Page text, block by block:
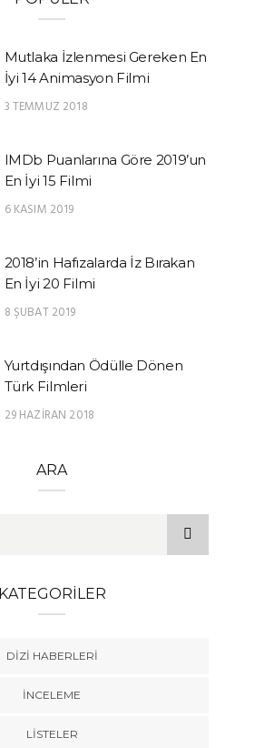
Mutlaka İzlenmesi Gereken En
İyi 14 Animasyon Filmi
3 TEMMUZ 2018
IMDb Puanlarına Göre 2019’un
En İyi 15 Filmi
6 KASIM 2019
2018’in Hafızalarda İz Bırakan
En İyi 20 Filmi
8 ŞUBAT 2019
Yurtdışından Ödülle Dönen
Türk Filmleri
29 HAZIRAN 2018
ARA
KATEGORILER
DIZI HABERLERI
İNCELEME
LISTELER